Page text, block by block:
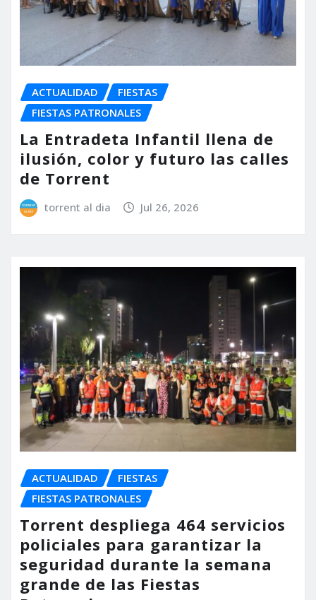
ACTUALIDAD
FIESTAS
FIESTAS PATRONALES
La Entradeta Infantil llena de
ilusión, color y futuro las calles
de Torrent
torrent al dia Jul 26, 2026
ACTUALIDAD
FIESTAS
FIESTAS PATRONALES
Torrent despliega 464 servicios
policiales para garantizar la
seguridad durante la semana
grande de las Fiestas